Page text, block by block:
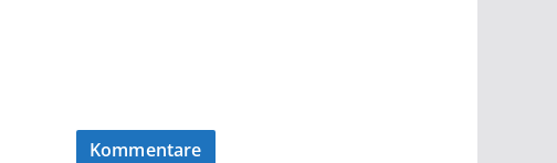
Kommentare